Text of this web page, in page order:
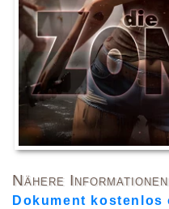
Nähere
Dokument